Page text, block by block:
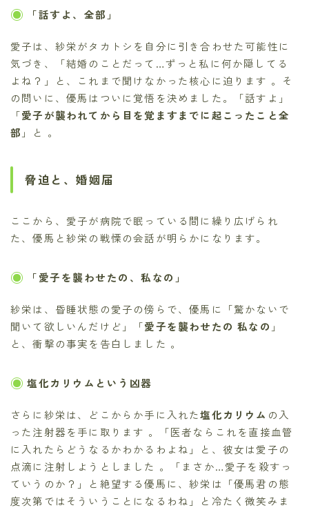
「話すよ、全部」
愛子は、紗栄がタカトシを自分に引き合わせた可能性に
気づき、「結婚のことだって…ずっと私に何か隠してる
よね？」と、これまで聞けなかった核心に迫ります 。そ
の問いに、優馬はついに覚悟を決めました。「話すよ」
「愛子が襲われてから目を覚ますまでに起こったこと全
部 」と 。
脅迫と、婚姻届
ここから、愛子が病院で眠っている間に繰り広げられ
た、優馬と紗栄の戦慄の会話が明らかになります。
「愛子を襲わせたの、私なの」
紗栄は、昏睡状態の愛子の傍らで、優馬に「驚かないで
聞いて欲しいんだけど」「愛子を襲わせたの 私なの 」
と、衝撃の事実を告白しました 。
塩化カリウムという凶器
さらに紗栄は、どこからか手に入れた塩化カリウム の入
った注射器を手に取ります 。「医者ならこれを直接血管
に入れたらどうなるかわかるわよね」と、彼女は愛子の
点滴に注射しようとしました 。「まさか…愛子を殺すっ
ていうのか？」と絶望する優馬に、紗栄は「優馬君の態
度次第ではそういうことになるわね」と冷たく微笑みま